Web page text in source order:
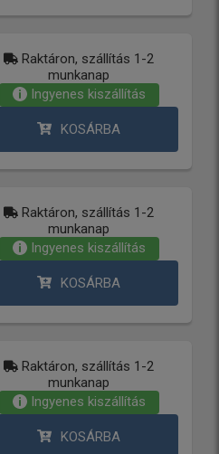
Raktáron, szállítás 1-2
munkanap
Ingyenes kiszállítás
KOSÁRBA
Raktáron, szállítás 1-2
munkanap
Ingyenes kiszállítás
KOSÁRBA
Raktáron, szállítás 1-2
munkanap
Ingyenes kiszállítás
KOSÁRBA